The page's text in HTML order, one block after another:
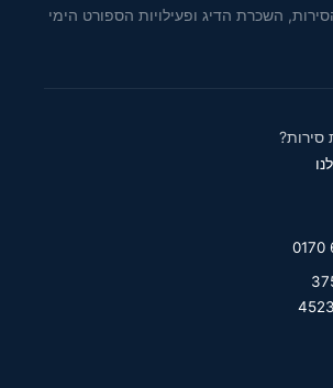
השכרת הדיג ופעילויות הספורט הימי